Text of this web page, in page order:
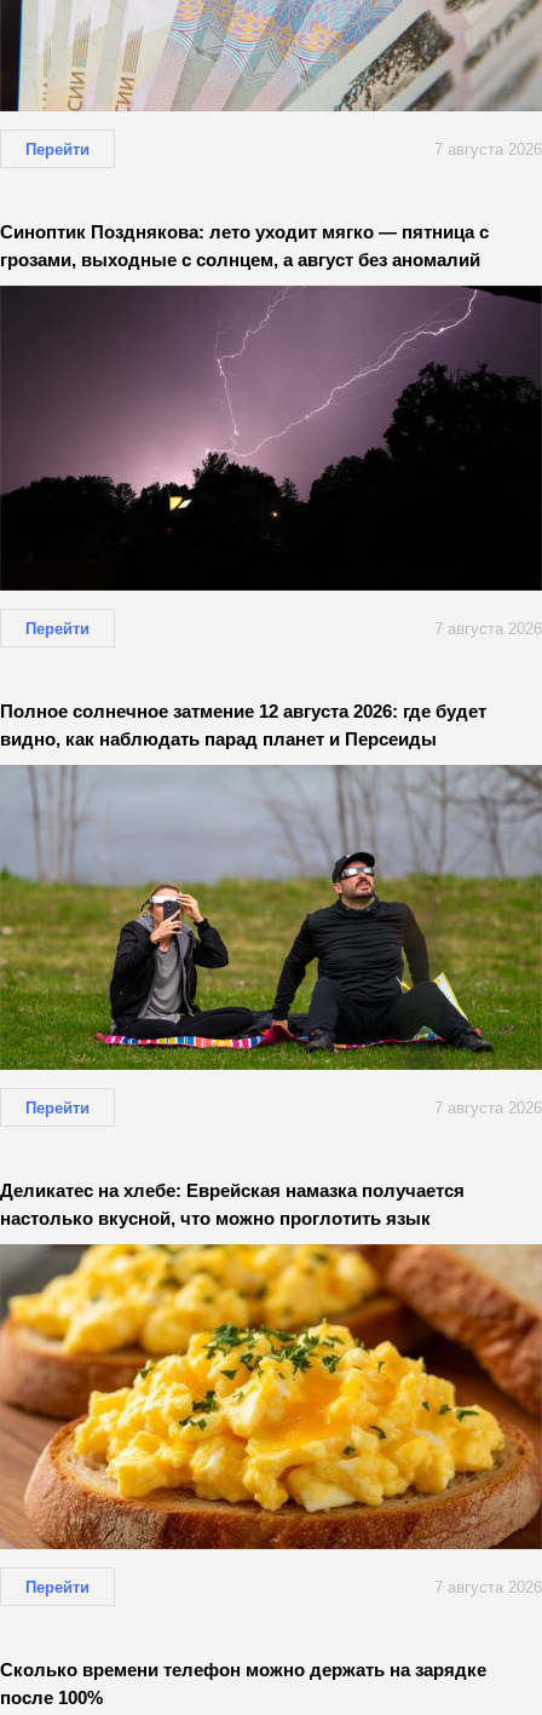
Перейти 7 августа 2026
Синоптик Позднякова: лето уходит мягко — пятница с
грозами, выходные с солнцем, а август без аномалий
Перейти 7 августа 2026
Полное солнечное затмение 12 августа 2026: где будет
видно, как наблюдать парад планет и Персеиды
Перейти 7 августа 2026
Деликатес на хлебе: Еврейская намазка получается
настолько вкусной, что можно проглотить язык
Перейти 7 августа 2026
Сколько времени телефон можно держать на зарядке
после 100%